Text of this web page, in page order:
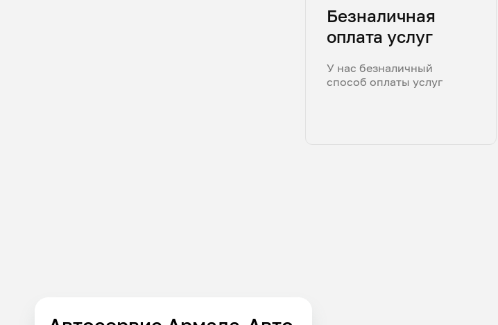
Безналичная
оплата услуг
У нас безналичный
способ оплаты услуг